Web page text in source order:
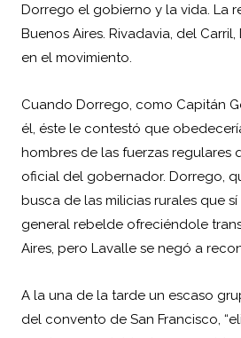
Dorrego el gobierno y la vida. La
Buenos Aires. Rivadavia, del
en el movimiento.
Cuando Dorrego, como Capitán
él, éste le contestó que
hombres de las fuerzas
oficial del gobernador. Dorrego,
busca de las milicias rurales que
general rebelde ofreciéndole
Aires, pero Lavalle se negó a
A la una de la tarde un escaso
del convento de San Francisco,